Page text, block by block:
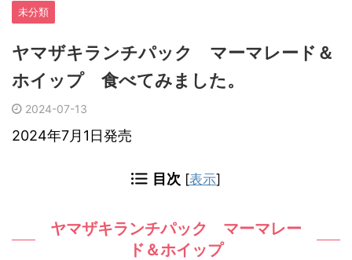
未分類
ヤマザキランチパック マーマレード＆
ホイップ 食べてみました。
2024-07-13
2024年7月1日発売
目次 [表示]
ヤマザキランチパック マーマレー
ド＆ホイップ